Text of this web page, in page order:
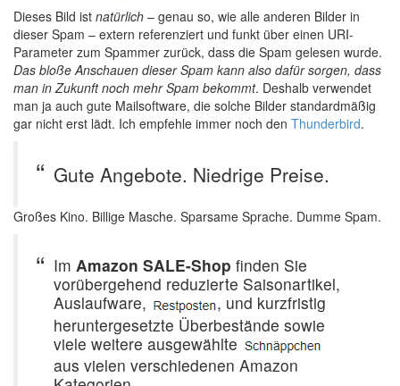
Dieses Bild ist natürlich – genau so, wie alle anderen Bilder in
dieser Spam – extern referenziert und funkt über einen URI-
Parameter zum Spammer zurück, dass die Spam gelesen wurde.
Das bloße Anschauen dieser Spam kann also dafür sorgen, dass
man in Zukunft noch mehr Spam bekommt. Deshalb verwendet
man ja auch gute Mailsoftware, die solche Bilder standardmäßig
gar nicht erst lädt. Ich empfehle immer noch den Thunderbird.
Gute Angebote. Niedrige Preise.
Großes Kino. Billige Masche. Sparsame Sprache. Dumme Spam.
Im Amazon SALE-Shop finden Sie
vorübergehend reduzierte Saisonartikel,
Auslaufware,
, und kurzfristig
heruntergesetzte Überbestände sowie
viele weitere ausgewählte
aus vielen verschiedenen Amazon